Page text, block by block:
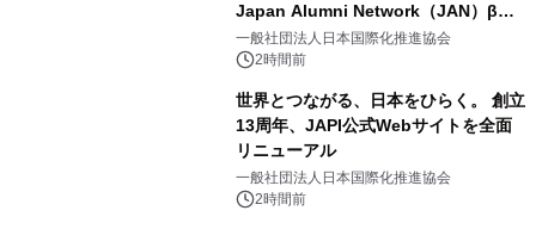
Japan Alumni Network（JAN）β版
をリリース
一般社団法人日本国際化推進協会
2時間前
世界とつながる、日本をひらく。 創立
13周年、JAPI公式Webサイトを全面
リニューアル
一般社団法人日本国際化推進協会
2時間前